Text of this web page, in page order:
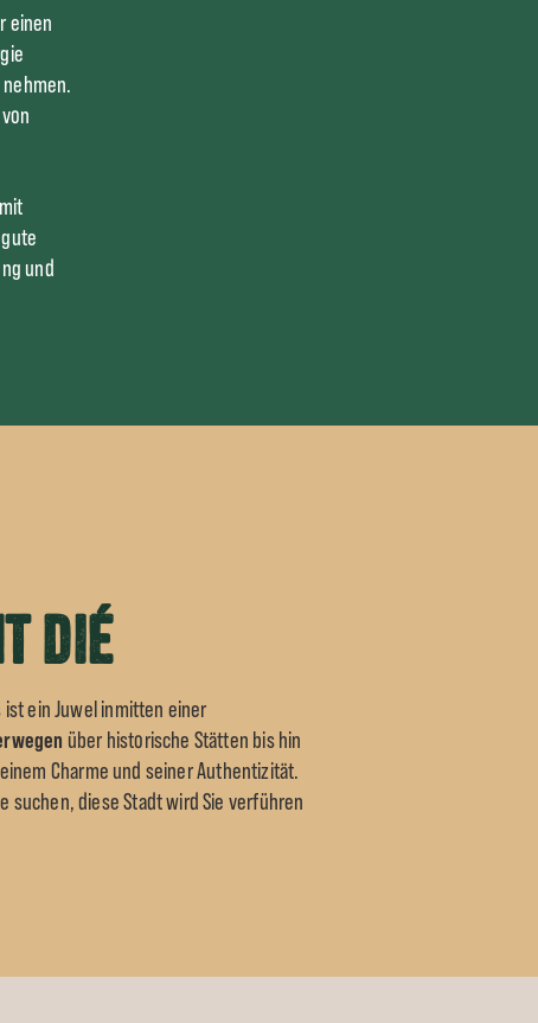
einen
und
Dié
ist ein Juwel inmitten einer
über historische Stätten bis hin
Charme und seiner Authentizität.
suchen, diese Stadt wird Sie verführen